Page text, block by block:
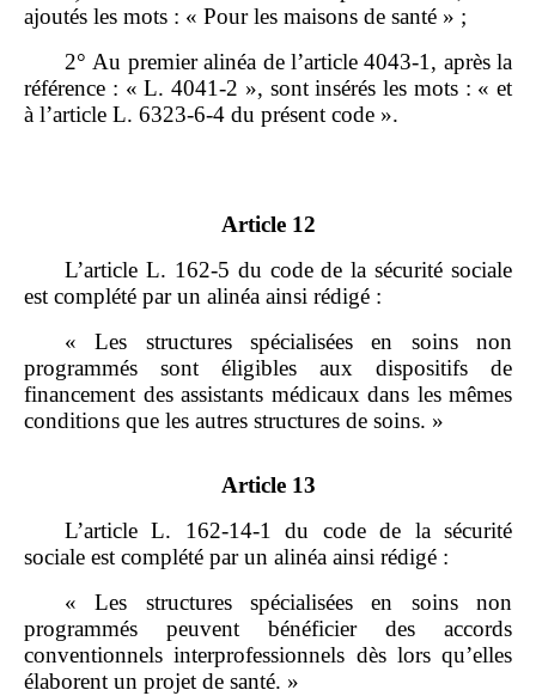
ajoutés les mots : « Pour les maisons de santé » ;
2° Au premier alinéa de l’article 4043‑1, après la
référence : « L. 4041‑2 », sont insérés les mots : « et
à l’article L. 6323‑6‑4 du présent code ».
Article 12
L’article L. 162‑5 du code de la sécurité sociale
est complété par un alinéa ainsi rédigé :
« Les structures spécialisées en soins non
programmés sont éligibles aux dispositifs de
financement des assistants médicaux dans les mêmes
conditions que les autres structures de soins. »
Article 13
L’article L. 162‑14‑1 du code de la sécurité
sociale est complété par un alinéa ainsi rédigé :
« Les structures spécialisées en soins non
programmés peuvent bénéficier des accords
conventionnels interprofessionnels dès lors qu’elles
élaborent un projet de santé. »